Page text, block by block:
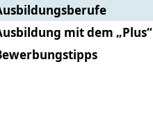
mit dem „Plus“